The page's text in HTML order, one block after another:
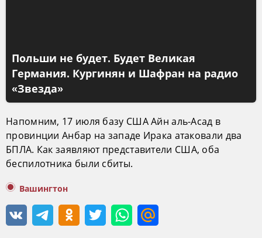
Польши не будет. Будет Великая
Германия. Кургинян и Шафран на радио
«Звезда»
Напомним, 17 июля базу США Айн аль-Асад в
провинции Анбар на западе Ирака атаковали два
БПЛА. Как заявляют представители США, оба
беспилотника были сбиты.
Вашингтон